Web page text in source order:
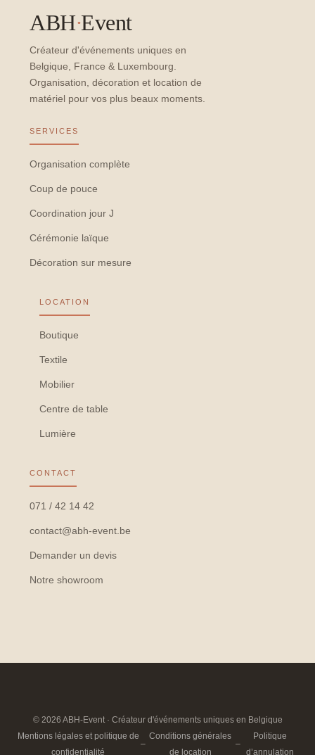
ABH·Event
Créateur d'événements uniques en
Belgique, France & Luxembourg.
Organisation, décoration et location de
matériel pour vos plus beaux moments.
SERVICES
Organisation complète
Coup de pouce
Coordination jour J
Cérémonie laïque
Décoration sur mesure
LOCATION
Boutique
Textile
Mobilier
Centre de table
Lumière
CONTACT
071 / 42 14 42
contact@abh-event.be
Demander un devis
Notre showroom
© 2026 ABH-Event · Créateur d'événements uniques en Belgique
Mentions légales et politique de
confidentialité
–
Conditions générales
de location
–
Politique
d’annulation